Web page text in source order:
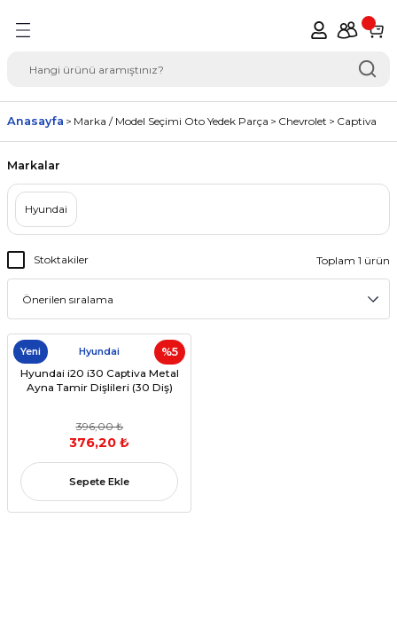
Seçimi Oto Yedek
Anasayfa Marka / Model Seçimi Oto Yedek Parça Chevrolet Captiva
Markalar
Hyundai
Stoktakiler Toplam 1 ürün
%5
Yeni Hyundai
Hyundai i20 i30 Captiva Metal
Ayna Tamir Dişlileri (30 Diş)
396,00 ₺
376,20 ₺
Sepete Ekle